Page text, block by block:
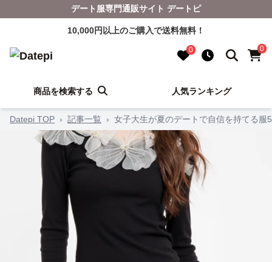
デート服専門通販サイト デートピ
10,000円以上のご購入で送料無料！
0 0
商品を検索する 人気ランキング
Datepi TOP › 記事一覧 › 女子大生が夏のデートで自信を持てる服